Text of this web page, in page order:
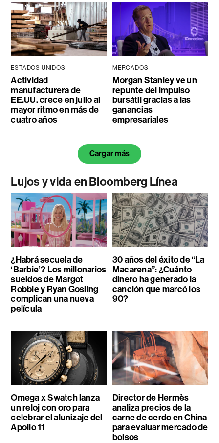
ESTADOS UNIDOS
Actividad
manufacturera de
EE.UU. crece en julio al
mayor ritmo en más de
cuatro años
MERCADOS
Morgan Stanley ve un
repunte del impulso
bursátil gracias a las
ganancias
empresariales
Cargar más
Lujos y vida en Bloomberg Línea
¿Habrá secuela de
‘Barbie’? Los millonarios
sueldos de Margot
Robbie y Ryan Gosling
complican una nueva
película
30 años del éxito de “La
Macarena”: ¿Cuánto
dinero ha generado la
canción que marcó los
90?
Omega x Swatch lanza
un reloj con oro para
celebrar el alunizaje del
Apollo 11
Director de Hermès
analiza precios de la
carne de cerdo en China
para evaluar mercado de
bolsos